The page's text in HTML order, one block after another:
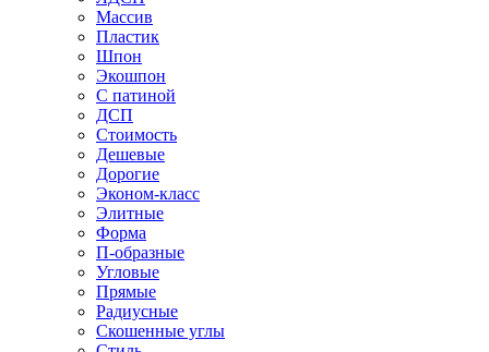
Массив
Пластик
Шпон
Экошпон
С патиной
ДСП
Стоимость
Дешевые
Дорогие
Эконом-класс
Элитные
Форма
П-образные
Угловые
Прямые
Радиусные
Скошенные углы